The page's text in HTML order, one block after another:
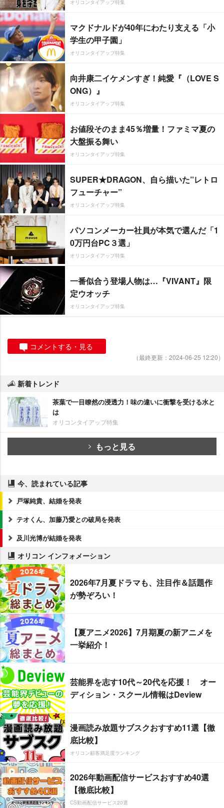
オリコンタイアップ特集
マクドナルドが40年にわたり支える「小
学生の甲子園」
オリコンタイアップ特集
向井康二イケメンすぎ！純愛『（LOVE S
ONG）』
オリコンタイアップ特集
お値段そのまま45％増量！ファミマ夏の
大盤振る舞い
オリコンタイアップ特集
SUPER★DRAGON、自ら描いた”レトロ
フューチャー”
オリコンタイアップ特集
パソコンメーカー社員が本気で選んだ「1
0万円台PC３選」
オリコンタイアップ特集
一番似合う登場人物は…『VIVANT』限
定ウオッチ
オリコンタイアップ特集
コメントする・見る
（最終更新：2024-06-25 12:20）
新着トレンド
茶葉で一目瞭然の浸透力！味の違いに衝撃を受ける水と
は
オリコンタイアップ特集
もっと見る
今、読まれている記事
戸塚純貴、結婚を発表
テオくん、加藤乃愛との破局を発表
及川光博が結婚を発表
オリコン インフォメーション
2026年7月夏ドラマも、注目作＆話題作
が勢ぞろい！
【夏アニメ2026】7月期夏の新アニメを
一挙紹介！
芸能界を志す10代～20代を応援！ オー
ディション・スクール情報はDeview
漫画読み放題サブスクおすすめ11選【徹
底比較】
オリコン顧客満足度ランキング
2026年動画配信サービスおすすめ40選
【徹底比較】
CS動画配信サービス20選